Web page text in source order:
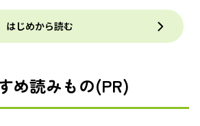
はじめから読む
め読みもの(PR)